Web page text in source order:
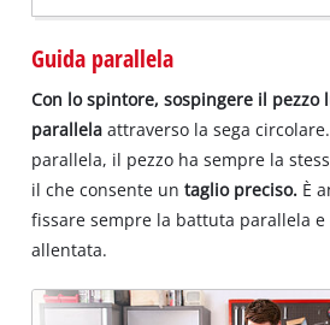
Guida parallela
Con lo spintore, sospingere il pezzo
parallelaattraverso la sega
parallela, il pezzo ha sempre la
il che consente un taglio preciso. È
fissare sempre la battuta parallela
allentata.